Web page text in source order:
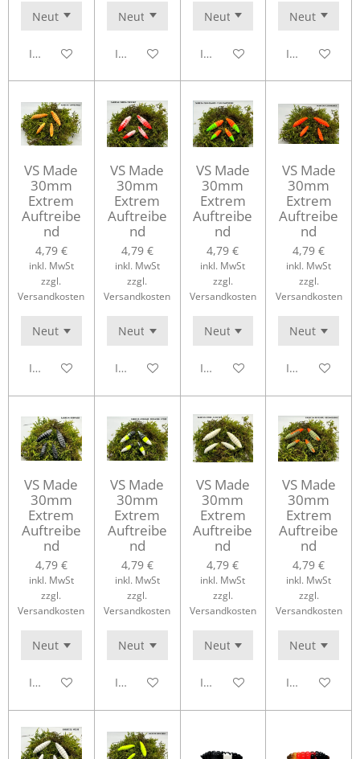
In den WarenkorbIn den WarenkorbIn den WarenkorbIn den
VS Made
30mm
Extrem
Auftreibe
nd
4,79 €
inkl. MwSt
zzgl.
Versandkosten
In den Warenkorb
VS Made
30mm
Extrem
Auftreibe
nd
4,79 €
inkl. MwSt
zzgl.
Versandkosten
In den Warenkorb
VS Made
30mm
Extrem
Auftreibe
nd
4,79 €
inkl. MwSt
zzgl.
Versandkosten
In den Warenkorb
VS Made
30mm
Extrem
Auftreibe
nd
4,79 €
inkl. MwSt
zzgl.
Versandkosten
In den
VS Made
30mm
Extrem
Auftreibe
nd
4,79 €
inkl. MwSt
zzgl.
Versandkosten
In den Warenkorb
VS Made
30mm
Extrem
Auftreibe
nd
4,79 €
inkl. MwSt
zzgl.
Versandkosten
In den Warenkorb
VS Made
30mm
Extrem
Auftreibe
nd
4,79 €
inkl. MwSt
zzgl.
Versandkosten
In den Warenkorb
VS Made
30mm
Extrem
Auftreibe
nd
4,79 €
inkl. MwSt
zzgl.
Versandkosten
In den